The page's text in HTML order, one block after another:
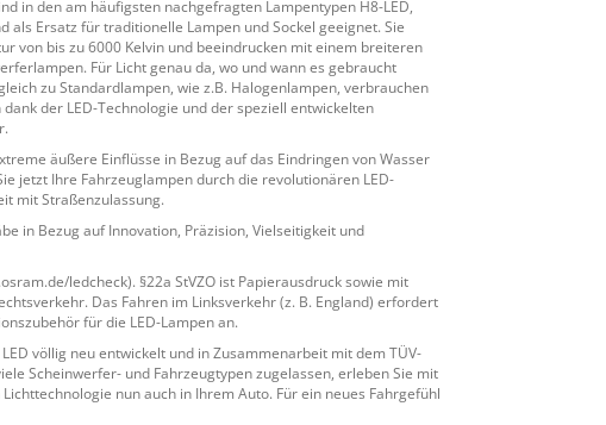
in den am häufigsten nachgefragten Lampentypen H8-LED,
als Ersatz für traditionelle Lampen und Sockel geeignet. Sie
von bis zu 6000 Kelvin und beeindrucken mit einem breiteren
Für Licht genau da, wo und wann es gebraucht
zu Standardlampen, wie z.B. Halogenlampen, verbrauchen
der LED-Technologie und der speziell entwickelten
äußere Einflüsse in Bezug auf das Eindringen von Wasser
jetzt Ihre Fahrzeuglampen durch die revolutionären LED-
mit Straßenzulassung.
in Bezug auf Innovation, Präzision, Vielseitigkeit und
ledcheck). §22a StVZO ist Papierausdruck sowie mit
Das Fahren im Linksverkehr (z. B. England) erfordert
für die LED-Lampen an.
völlig neu entwickelt und in Zusammenarbeit mit dem TÜV-
Scheinwerfer- und Fahrzeugtypen zugelassen, erleben Sie mit
nun auch in Ihrem Auto. Für ein neues Fahrgefühl